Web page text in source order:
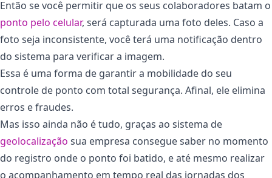
Então se você permitir que os seus colaboradores batam o
ponto pelo celular, será capturada uma foto deles. Caso a
foto seja inconsistente, você terá uma notificação dentro
do sistema para verificar a imagem.
Essa é uma forma de garantir a mobilidade do seu
controle de ponto com total segurança. Afinal, ele elimina
erros e fraudes.
Mas isso ainda não é tudo, graças ao sistema de
geolocalização sua empresa consegue saber no momento
do registro onde o ponto foi batido, e até mesmo realizar
o acompanhamento em tempo real das jornadas dos